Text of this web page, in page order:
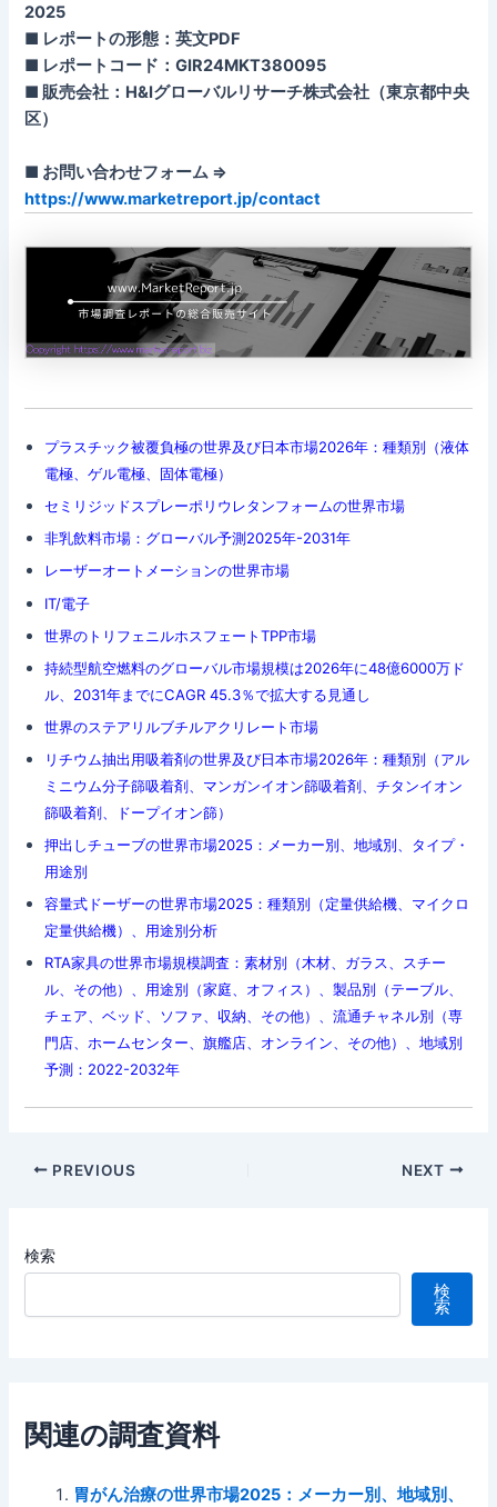
2025
■ レポートの形態：英文PDF
■ レポートコード：GIR24MKT380095
■ 販売会社：H&Iグローバルリサーチ株式会社（東京都中央
区）
■ お問い合わせフォーム ⇒
https://www.marketreport.jp/contact
プラスチック被覆負極の世界及び日本市場2026年：種類別（液体
電極、ゲル電極、固体電極）
セミリジッドスプレーポリウレタンフォームの世界市場
非乳飲料市場：グローバル予測2025年-2031年
レーザーオートメーションの世界市場
IT/電子
世界のトリフェニルホスフェートTPP市場
持続型航空燃料のグローバル市場規模は2026年に48億6000万ド
ル、2031年までにCAGR 45.3％で拡大する見通し
世界のステアリルブチルアクリレート市場
リチウム抽出用吸着剤の世界及び日本市場2026年：種類別（アル
ミニウム分子篩吸着剤、マンガンイオン篩吸着剤、チタンイオン
篩吸着剤、ドープイオン篩）
押出しチューブの世界市場2025：メーカー別、地域別、タイプ・
用途別
容量式ドーザーの世界市場2025：種類別（定量供給機、マイクロ
定量供給機）、用途別分析
RTA家具の世界市場規模調査：素材別（木材、ガラス、スチー
ル、その他）、用途別（家庭、オフィス）、製品別（テーブル、
チェア、ベッド、ソファ、収納、その他）、流通チャネル別（専
門店、ホームセンター、旗艦店、オンライン、その他）、地域別
予測：2022-2032年
Post
PREVIOUS NEXT
検索
検
索
関連の調査資料
胃がん治療の世界市場2025：メーカー別、地域別、